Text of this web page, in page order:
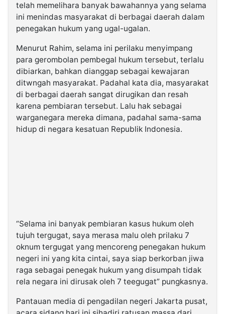
telah memelihara banyak bawahannya yang selama
ini menindas masyarakat di berbagai daerah dalam
penegakan hukum yang ugal-ugalan.
Menurut Rahim, selama ini perilaku menyimpang
para gerombolan pembegal hukum tersebut, terlalu
dibiarkan, bahkan dianggap sebagai kewajaran
ditwngah masyarakat. Padahal kata dia, masyarakat
di berbagai daerah sangat dirugikan dan resah
karena pembiaran tersebut. Lalu hak sebagai
warganegara mereka dimana, padahal sama-sama
hidup di negara kesatuan Republik Indonesia.
“Selama ini banyak pembiaran kasus hukum oleh
tujuh tergugat, saya merasa malu oleh prilaku 7
oknum tergugat yang mencoreng penegakan hukum
negeri ini yang kita cintai, saya siap berkorban jiwa
raga sebagai penegak hukum yang disumpah tidak
rela negara ini dirusak oleh 7 teegugat” pungkasnya.
Pantauan media di pengadilan negeri Jakarta pusat,